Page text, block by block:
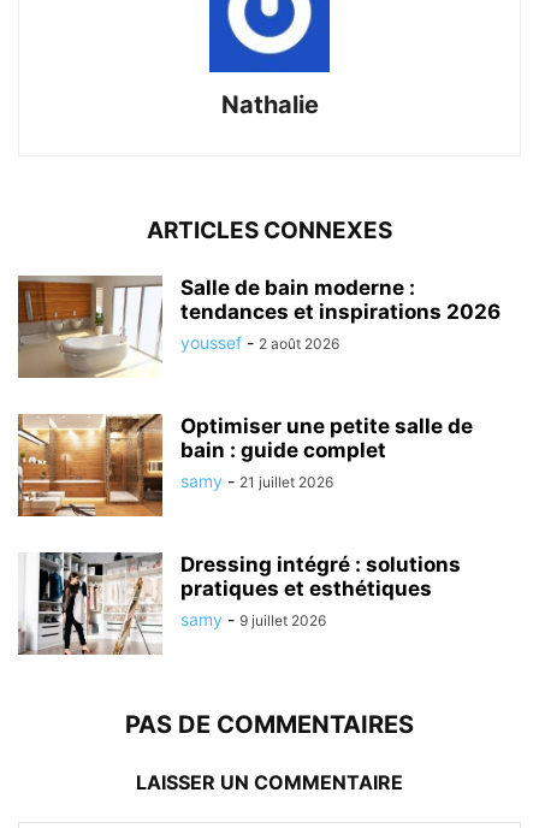
Nathalie
ARTICLES CONNEXES
Salle de bain moderne :
tendances et inspirations 2026
youssef - 2 août 2026
Optimiser une petite salle de
bain : guide complet
samy - 21 juillet 2026
Dressing intégré : solutions
pratiques et esthétiques
samy - 9 juillet 2026
PAS DE COMMENTAIRES
LAISSER UN COMMENTAIRE